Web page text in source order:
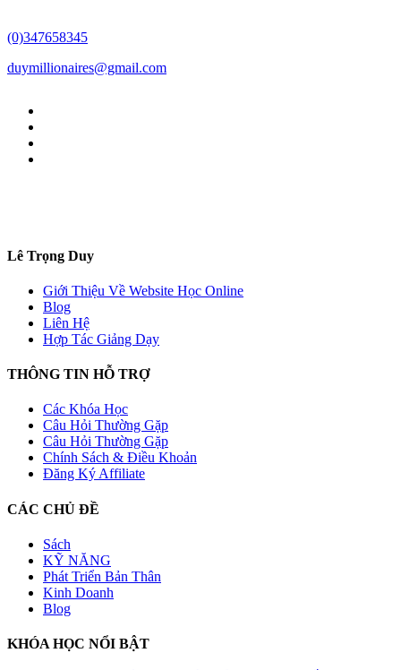
(0)347658345
duymillionaires@gmail.com
Lê Trọng Duy
Giới Thiệu Về Website Học Online
Blog
Liên Hệ
Hợp Tác Giảng Dạy
THÔNG TIN HỖ TRỢ
Các Khóa Học
Câu Hỏi Thường Gặp
Câu Hỏi Thường Gặp
Chính Sách & Điều Khoản
Đăng Ký Affiliate
CÁC CHỦ ĐỀ
Sách
KỸ NĂNG
Phát Triển Bản Thân
Kinh Doanh
Blog
KHÓA HỌC NỔI BẬT